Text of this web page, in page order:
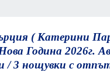
( Катерини
Година 2026г.
/ 3 нощувки с